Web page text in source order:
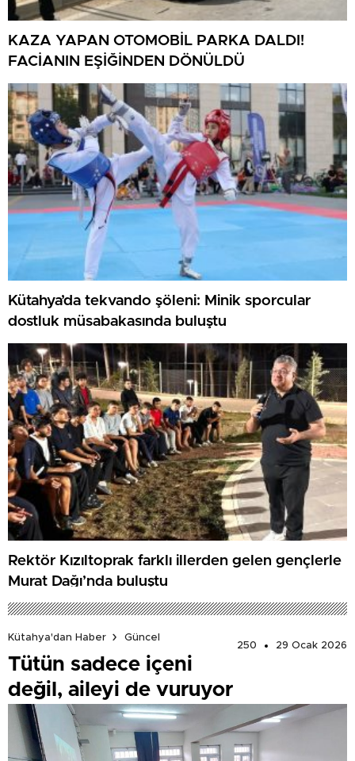
KAZA YAPAN OTOMOBİL PARKA DALDI!
FACİANIN EŞİĞİNDEN DÖNÜLDÜ
Kütahya’da tekvando şöleni: Minik sporcular
dostluk müsabakasında buluştu
Rektör Kızıltoprak farklı illerden gelen gençlerle
Murat Dağı’nda buluştu
Kütahya'dan Haber
Güncel
250
29 Ocak 2026
Tütün sadece içeni
değil, aileyi de vuruyor